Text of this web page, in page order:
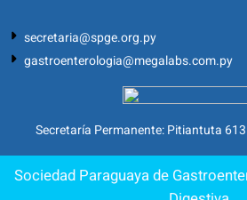
secretaria@spge.org.py
gastroenterologia@megalabs.com.py
Secretaría Permanente: Pitiantuta
Sociedad Paraguaya de